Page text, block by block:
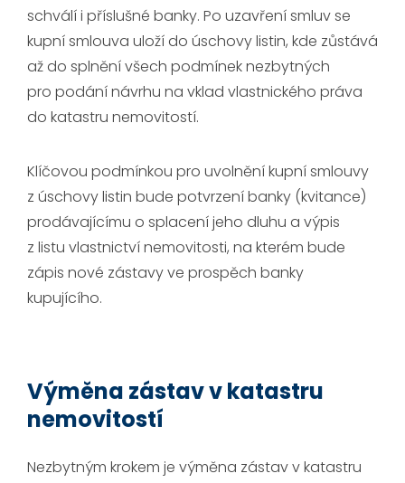
schválí i příslušné banky. Po uzavření smluv se
kupní smlouva uloží do úschovy listin, kde zůstává
až do splnění všech podmínek nezbytných
pro podání návrhu na vklad vlastnického práva
do katastru nemovitostí.
Klíčovou podmínkou pro uvolnění kupní smlouvy
z úschovy listin bude potvrzení banky (kvitance)
prodávajícímu o splacení jeho dluhu a výpis
z listu vlastnictví nemovitosti, na kterém bude
zápis nové zástavy ve prospěch banky
kupujícího.
Výměna zástav v katastru
nemovitostí
Nezbytným krokem je výměna zástav v katastru